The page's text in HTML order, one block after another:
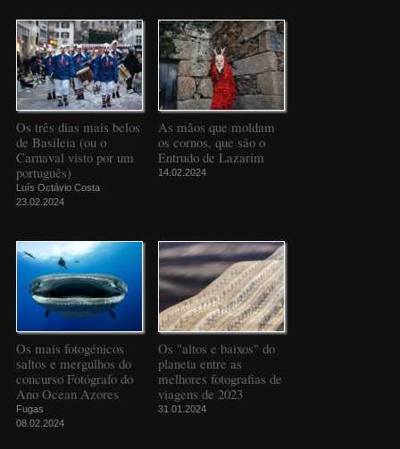
Os três dias mais belos
de Basileia (ou o
Carnaval visto por um
português)
Luís Octávio Costa
23.02.2024
As mãos que moldam
os cornos, que são o
Entrudo de Lazarim
14.02.2024
Os mais fotogénicos
saltos e mergulhos do
concurso Fotógrafo do
Ano Ocean Azores
Fugas
08.02.2024
Os "altos e baixos" do
planeta entre as
melhores fotografias de
viagens de 2023
31.01.2024